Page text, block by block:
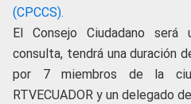
(CPCCS).
El Consejo Ciudadano
consulta, tendrá una duración
por 7 miembros de la
RTVECUADOR y un delegado